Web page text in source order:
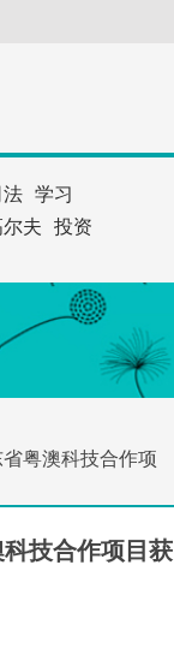
法 学习
夫 投资
粤澳科技合作项
技合作项目获